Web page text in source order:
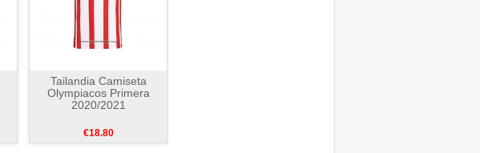
Tailandia Camiseta
Olympiacos Primera
2020/2021
€18.80